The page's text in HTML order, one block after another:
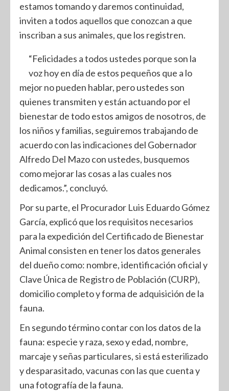
estamos tomando y daremos continuidad,
inviten a todos aquellos que conozcan a que
inscriban a sus animales, que los registren.
“Felicidades a todos ustedes porque son la
voz hoy en día de estos pequeños que a lo
mejor no pueden hablar, pero ustedes son
quienes transmiten y están actuando por el
bienestar de todo estos amigos de nosotros, de
los niños y familias, seguiremos trabajando de
acuerdo con las indicaciones del Gobernador
Alfredo Del Mazo con ustedes, busquemos
como mejorar las cosas a las cuales nos
dedicamos.”, concluyó.
Por su parte, el Procurador Luis Eduardo Gómez
García, explicó que los requisitos necesarios
para la expedición del Certificado de Bienestar
Animal consisten en tener los datos generales
del dueño como: nombre, identificación oficial y
Clave Única de Registro de Población (CURP),
domicilio completo y forma de adquisición de la
fauna.
En segundo término contar con los datos de la
fauna: especie y raza, sexo y edad, nombre,
marcaje y señas particulares, si está esterilizado
y desparasitado, vacunas con las que cuenta y
una fotografía de la fauna.